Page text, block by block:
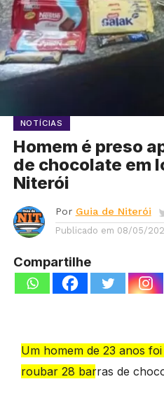
NOTÍCIAS
Homem é preso
de chocolate em
Niterói
Por Guia de Niterói
Publicado em 08/05/
Compartilhe
Um homem de 23 anos
roubar 28 barras de